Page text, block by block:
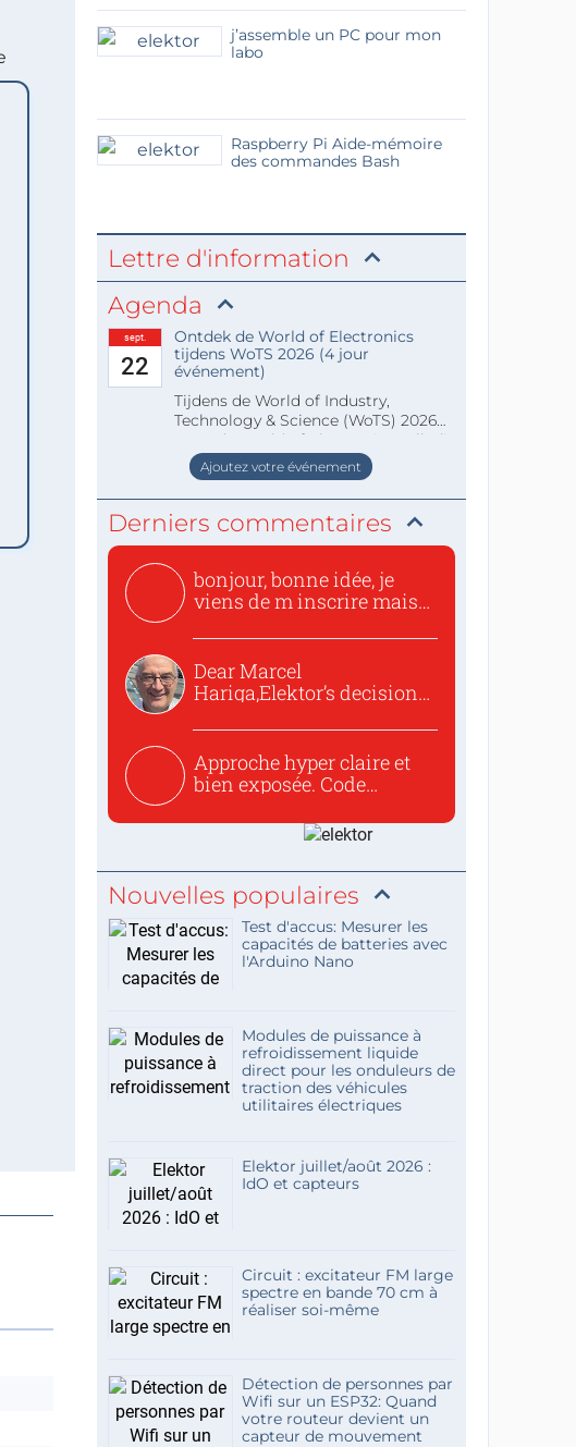
j’assemble un PC pour mon
labo
Raspberry Pi Aide-mémoire
des commandes Bash
Lettre d'information
Agenda
sept.
22
Ontdek de World of Electronics
tijdens WoTS 2026 (4 jour
événement)
Tijdens de World of Industry,
Technology & Science (WoTS) 2026
staat de World of Electronics volledi
Ajoutez votre événement
Derniers commentaires
bonjour, bonne idée, je
viens de m inscrire mais
Dear Marcel
Hariga,Elektor’s decision
Approche hyper claire et
bien exposée. Code
Nouvelles populaires
Test d'accus: Mesurer les
capacités de batteries avec
l'Arduino Nano
Modules de puissance à
refroidissement liquide
direct pour les onduleurs de
traction des véhicules
utilitaires électriques
Elektor juillet/août 2026 :
IdO et capteurs
Circuit : excitateur FM large
spectre en bande 70 cm à
réaliser soi-même
Détection de personnes par
Wifi sur un ESP32: Quand
votre routeur devient un
capteur de mouvement